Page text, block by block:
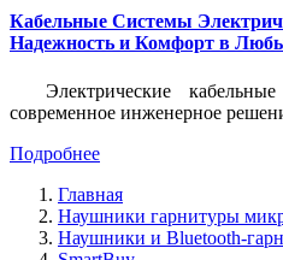
Кабельные Системы
Надежность и Комфорт в
Электрические
современное инженерное
Подробнее
Главная
Наушники гарнитуры
Наушники и Bluetooth-